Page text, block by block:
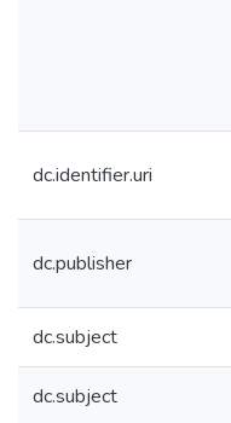
dc.identifier.uri
dc.publisher
dc.subject
dc.subject